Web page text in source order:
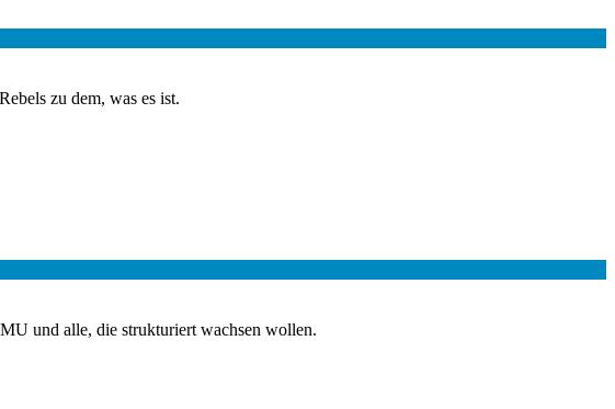
zu dem, was es ist.
und alle, die strukturiert wachsen wollen.